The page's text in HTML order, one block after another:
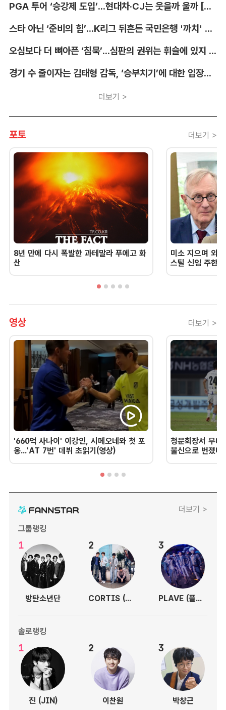
PGA 투어 ‘승강제 도입’...현대차·CJ는 웃을까 울까 [박호윤의 IN&OUT]
스타 아닌 ‘준비의 힘’...K리그 뒤흔든 국민은행 '까치' 사단 [이영규의 비욘더매치]
오심보다 더 뼈아픈 ‘침묵’...심판의 권위는 휘슬에 있지 않다 [박순규의 창]
경기 수 줄이자는 김태형 감독, ‘승부치기’에 대한 입장부터 밝혀야 [김대호의 야구생각]
더보기 >
포토 더보기 >
8년 만에 다시 폭발한 과테말라 푸에고 화
산
미소 지으며 외
스틸 신임 주한
영상 더보기 >
'660억 사나이' 이강인, 시메오네와 첫 포
옹...'AT 7번' 데뷔 초읽기(영상)
청문회장서 무너
불신으로 번졌
더보기 >
그룹랭킹
1
방탄소년단
2
CORTIS (코르티스)
3
PLAVE (플레이브)
솔로랭킹
1
진 (JIN)
2
이찬원
3
박창근